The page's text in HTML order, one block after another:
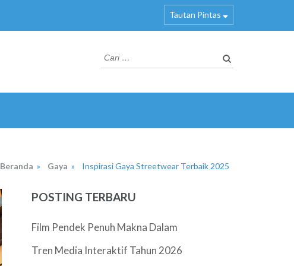
Tautan Pintas
Cari
untuk:
Beranda » Gaya » Inspirasi Gaya Streetwear Terbaik 2025
POSTING TERBARU
Film Pendek Penuh Makna Dalam
Tren Media Interaktif Tahun 2026